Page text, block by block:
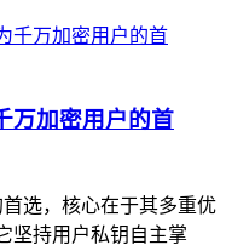
万加密用户的首
选，核心在于其多重优
坚持用户私钥自主掌